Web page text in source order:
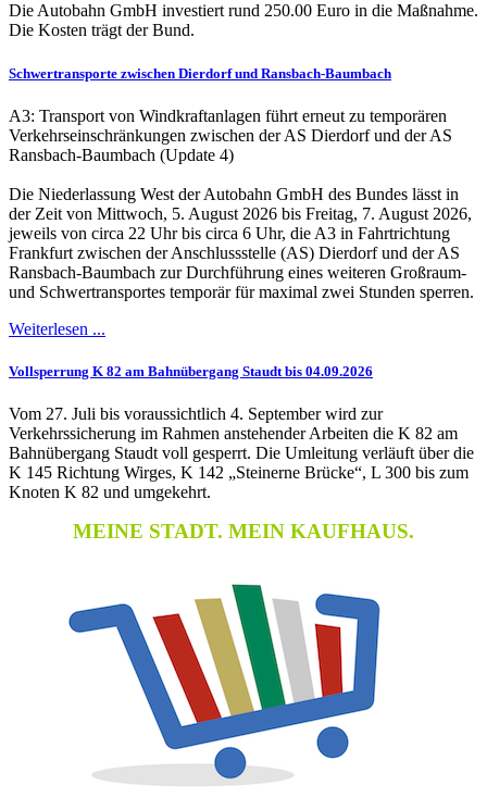
Die Autobahn GmbH investiert rund 250.00 Euro in die Maßnahme.
Die Kosten trägt der Bund.
Schwertransporte zwischen Dierdorf und Ransbach-Baumbach
A3: Transport von Windkraftanlagen führt erneut zu temporären
Verkehrseinschränkungen zwischen der AS Dierdorf und der AS
Ransbach-Baumbach (Update 4)
Die Niederlassung West der Autobahn GmbH des Bundes lässt in
der Zeit von Mittwoch, 5. August 2026 bis Freitag, 7. August 2026,
jeweils von circa 22 Uhr bis circa 6 Uhr, die A3 in Fahrtrichtung
Frankfurt zwischen der Anschlussstelle (AS) Dierdorf und der AS
Ransbach-Baumbach zur Durchführung eines weiteren Großraum-
und Schwertransportes temporär für maximal zwei Stunden sperren.
Weiterlesen ...
Vollsperrung K 82 am Bahnübergang Staudt bis 04.09.2026
Vom 27. Juli bis voraussichtlich 4. September wird zur
Verkehrssicherung im Rahmen anstehender Arbeiten die K 82 am
Bahnübergang Staudt voll gesperrt. Die Umleitung verläuft über die
K 145 Richtung Wirges, K 142 „Steinerne Brücke“, L 300 bis zum
Knoten K 82 und umgekehrt.
MEINE STADT. MEIN KAUFHAUS.